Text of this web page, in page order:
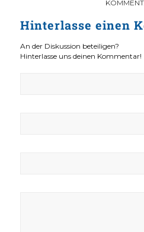
Hinterlasse einen
An der Diskussion beteiligen?
Hinterlasse uns deinen Kommentar!